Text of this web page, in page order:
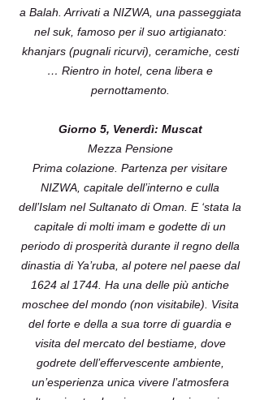
a Balah. Arrivati a NIZWA, una passeggiata
nel suk, famoso per il suo artigianato:
khanjars (pugnali ricurvi), ceramiche, cesti
… Rientro in hotel, cena libera e
pernottamento.
Giorno 5, Venerdì: Muscat
Mezza Pensione
Prima colazione. Partenza per visitare
NIZWA, capitale dell’interno e culla
dell’Islam nel Sultanato di Oman. E ‘stata la
capitale di molti imam e godette di un
periodo di prosperità durante il regno della
dinastia di Ya’ruba, al potere nel paese dal
1624 al 1744. Ha una delle più antiche
moschee del mondo (non visitabile). Visita
del forte e della a sua torre di guardia e
visita del mercato del bestiame, dove
godrete dell’effervescente ambiente,
un’esperienza unica vivere l’atmosfera